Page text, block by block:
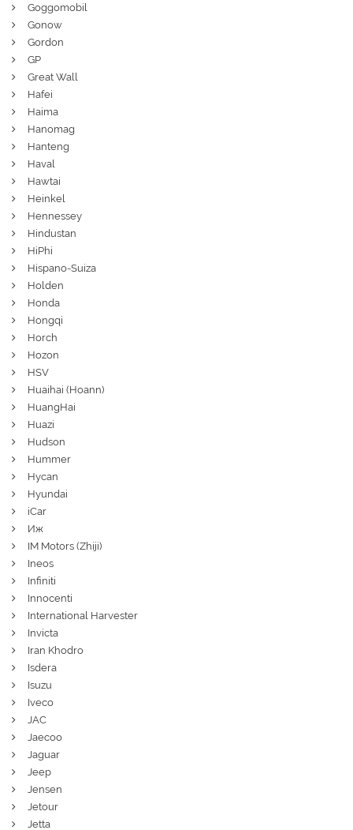
Goggomobil
Gonow
Gordon
GP
Great Wall
Hafei
Haima
Hanomag
Hanteng
Haval
Hawtai
Heinkel
Hennessey
Hindustan
HiPhi
Hispano-Suiza
Holden
Honda
Hongqi
Horch
Hozon
HSV
Huaihai (Hoann)
HuangHai
Huazi
Hudson
Hummer
Hycan
Hyundai
iCar
Иж
IM Motors (Zhiji)
Ineos
Infiniti
Innocenti
International Harvester
Invicta
Iran Khodro
Isdera
Isuzu
Iveco
JAC
Jaecoo
Jaguar
Jeep
Jensen
Jetour
Jetta